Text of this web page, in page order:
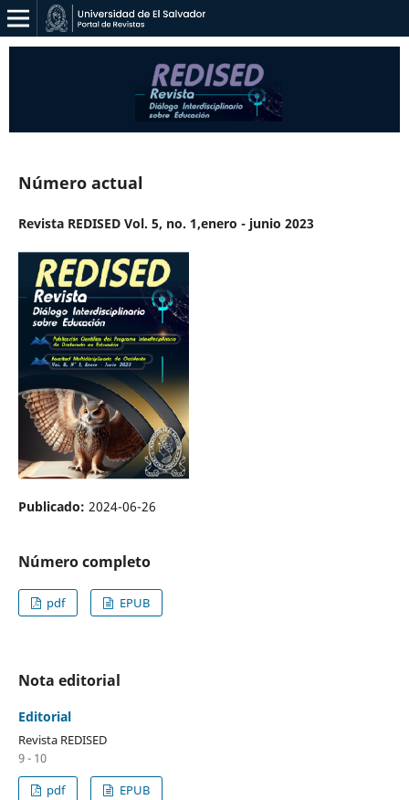
Número actual
Revista REDISED Vol. 5, no. 1,enero - junio 2023
Publicado: 2024-06-26
Número completo
pdf EPUB
Nota editorial
Editorial
Revista REDISED
9 - 10
pdf
EPUB